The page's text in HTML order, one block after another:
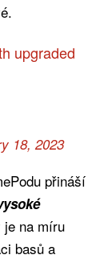
upgraded
18, 2023
přináší
na míru
basů a